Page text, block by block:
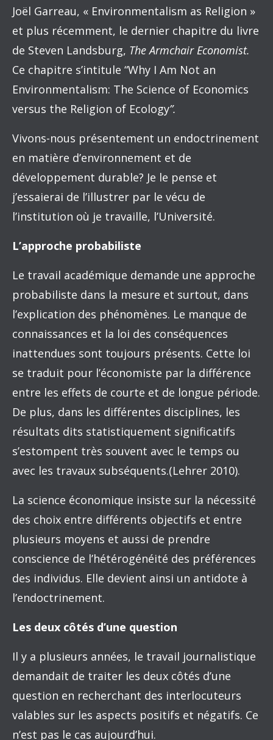
Joël Garreau, « Environmentalism as Religion »
et plus récemment, le dernier chapitre du livre
de Steven Landsburg, The Armchair Economist.
Ce chapitre s’intitule “Why I Am Not an
Environmentalism: The Science of Economics
versus the Religion of Ecology”.
Vivons-nous présentement un endoctrinement
en matière d’environnement et de
développement durable? Je le pense et
j’essaierai de l’illustrer par le vécu de
l’institution où je travaille, l’Université.
L’approche probabiliste
Le travail académique demande une approche
probabiliste dans la mesure et surtout, dans
l’explication des phénomènes. Le manque de
connaissances et la loi des conséquences
inattendues sont toujours présents. Cette loi
se traduit pour l’économiste par la différence
entre les effets de courte et de longue période.
De plus, dans les différentes disciplines, les
résultats dits statistiquement significatifs
s’estompent très souvent avec le temps ou
avec les travaux subséquents.(Lehrer 2010).
La science économique insiste sur la nécessité
des choix entre différents objectifs et entre
plusieurs moyens et aussi de prendre
conscience de l’hétérogénéité des préférences
des individus. Elle devient ainsi un antidote à
l’endoctrinement.
Les deux côtés d’une question
Il y a plusieurs années, le travail journalistique
demandait de traiter les deux côtés d’une
question en recherchant des interlocuteurs
valables sur les aspects positifs et négatifs. Ce
n’est pas le cas aujourd’hui.